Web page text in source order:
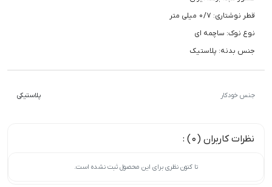
قطر نوشتاری: 0/7 میلی متر
نوع نوک: ساچمه ای
جنس بدنه: پلاستیک
جنس خودکار پلاستیکی
نظرات کاربران (0) :
تا کنون نظری برای این محصول ثبت نشده است.